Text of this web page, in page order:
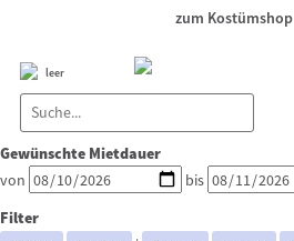
zum Kostümshop
leer
Dirndl
Lederhosen Zubehör
Kostüme
Gewünschte Mietdauer
von bis
Filter